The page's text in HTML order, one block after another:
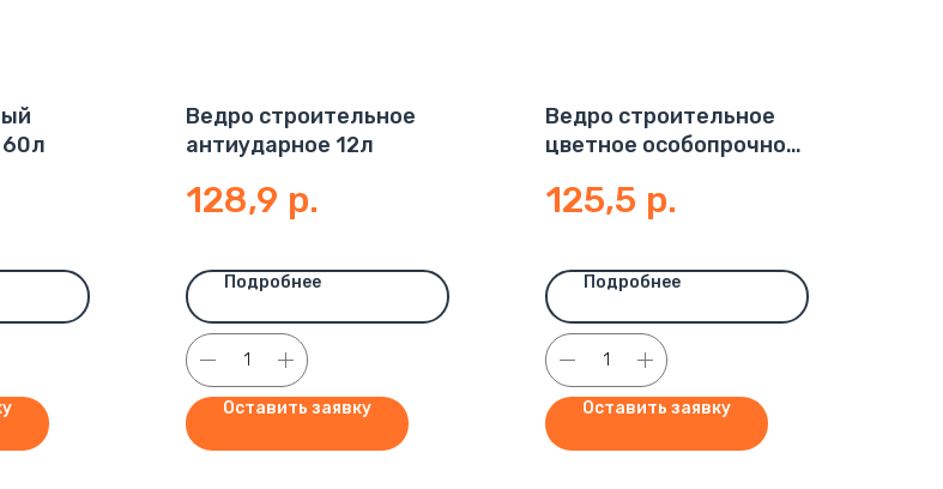
Ведро строительное
антиударное 12л
128,9 р.
Подробнее
Оставить заявку
Ведро строительное
цветное особопрочное
125,5 р.
Подробнее
Оставить заявку